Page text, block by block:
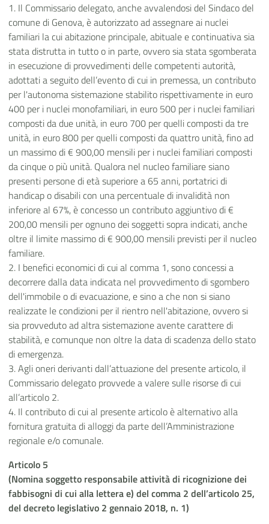
1. Il Commissario delegato, anche avvalendosi del Sindaco del
comune di Genova, è autorizzato ad assegnare ai nuclei
familiari la cui abitazione principale, abituale e continuativa sia
stata distrutta in tutto o in parte, ovvero sia stata sgomberata
in esecuzione di provvedimenti delle competenti autorità,
adottati a seguito dell’evento di cui in premessa, un contributo
per l'autonoma sistemazione stabilito rispettivamente in euro
400 per i nuclei monofamiliari, in euro 500 per i nuclei familiari
composti da due unità, in euro 700 per quelli composti da tre
unità, in euro 800 per quelli composti da quattro unità, fino ad
un massimo di € 900,00 mensili per i nuclei familiari composti
da cinque o più unità. Qualora nel nucleo familiare siano
presenti persone di età superiore a 65 anni, portatrici di
handicap o disabili con una percentuale di invalidità non
inferiore al 67%, è concesso un contributo aggiuntivo di €
200,00 mensili per ognuno dei soggetti sopra indicati, anche
oltre il limite massimo di € 900,00 mensili previsti per il nucleo
familiare.
2. I benefici economici di cui al comma 1, sono concessi a
decorrere dalla data indicata nel provvedimento di sgombero
dell'immobile o di evacuazione, e sino a che non si siano
realizzate le condizioni per il rientro nell'abitazione, ovvero si
sia provveduto ad altra sistemazione avente carattere di
stabilità, e comunque non oltre la data di scadenza dello stato
di emergenza.
3. Agli oneri derivanti dall’attuazione del presente articolo, il
Commissario delegato provvede a valere sulle risorse di cui
all’articolo 2.
4. Il contributo di cui al presente articolo è alternativo alla
fornitura gratuita di alloggi da parte dell’Amministrazione
regionale e/o comunale.
Articolo 5
(Nomina soggetto responsabile attività di ricognizione dei
fabbisogni di cui alla lettera e) del comma 2 dell’articolo 25,
del decreto legislativo 2 gennaio 2018, n. 1)